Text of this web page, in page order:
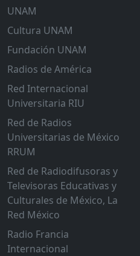
UNAM
Cultura UNAM
Fundación UNAM
Radios de América
Red Internacional
Universitaria RIU
Red de Radios
Universitarias de México
RRUM
Red de Radiodifusoras y
Televisoras Educativas y
Culturales de México, La
Red México
Radio Francia
Internacional